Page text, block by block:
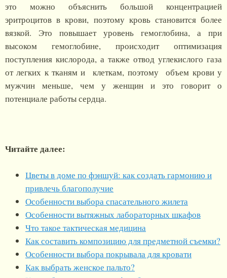
это можно объяснить большой концентрацией
эритроцитов в крови, поэтому кровь становится более
вязкой. Это повышает уровень гемоглобина, а при
высоком гемоглобине, происходит оптимизация
поступления кислорода, а также отвод углекислого газа
от легких к тканям и клеткам, поэтому объем крови у
мужчин меньше, чем у женщин и это говорит о
потенциале работы сердца.
Читайте далее:
Цветы в доме по фэншуй: как создать гармонию и
привлечь благополучие
Особенности выбора спасательного жилета
Особенности вытяжных лабораторных шкафов
Что такое тактическая медицина
Как составить композицию для предметной съемки?
Особенности выбора покрывала для кровати
Как выбрать женское пальто?